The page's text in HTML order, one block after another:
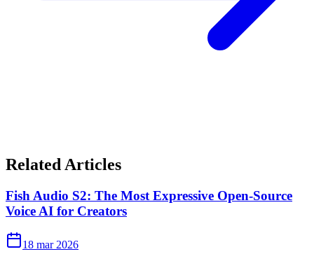
Related Articles
Fish Audio S2: The Most Expressive Open-Source
Voice AI for Creators
18 mar 2026